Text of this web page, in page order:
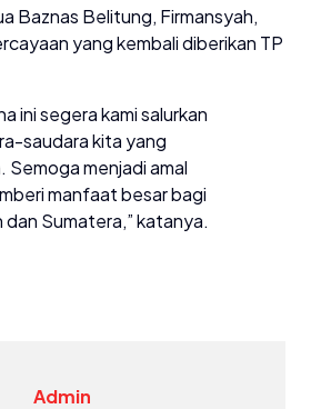
Baznas Belitung, Firmansyah,
yang kembali diberikan TP
ini segera kami salurkan
saudara kita yang
Semoga menjadi amal
manfaat besar bagi
dan Sumatera,” katanya.
Admin